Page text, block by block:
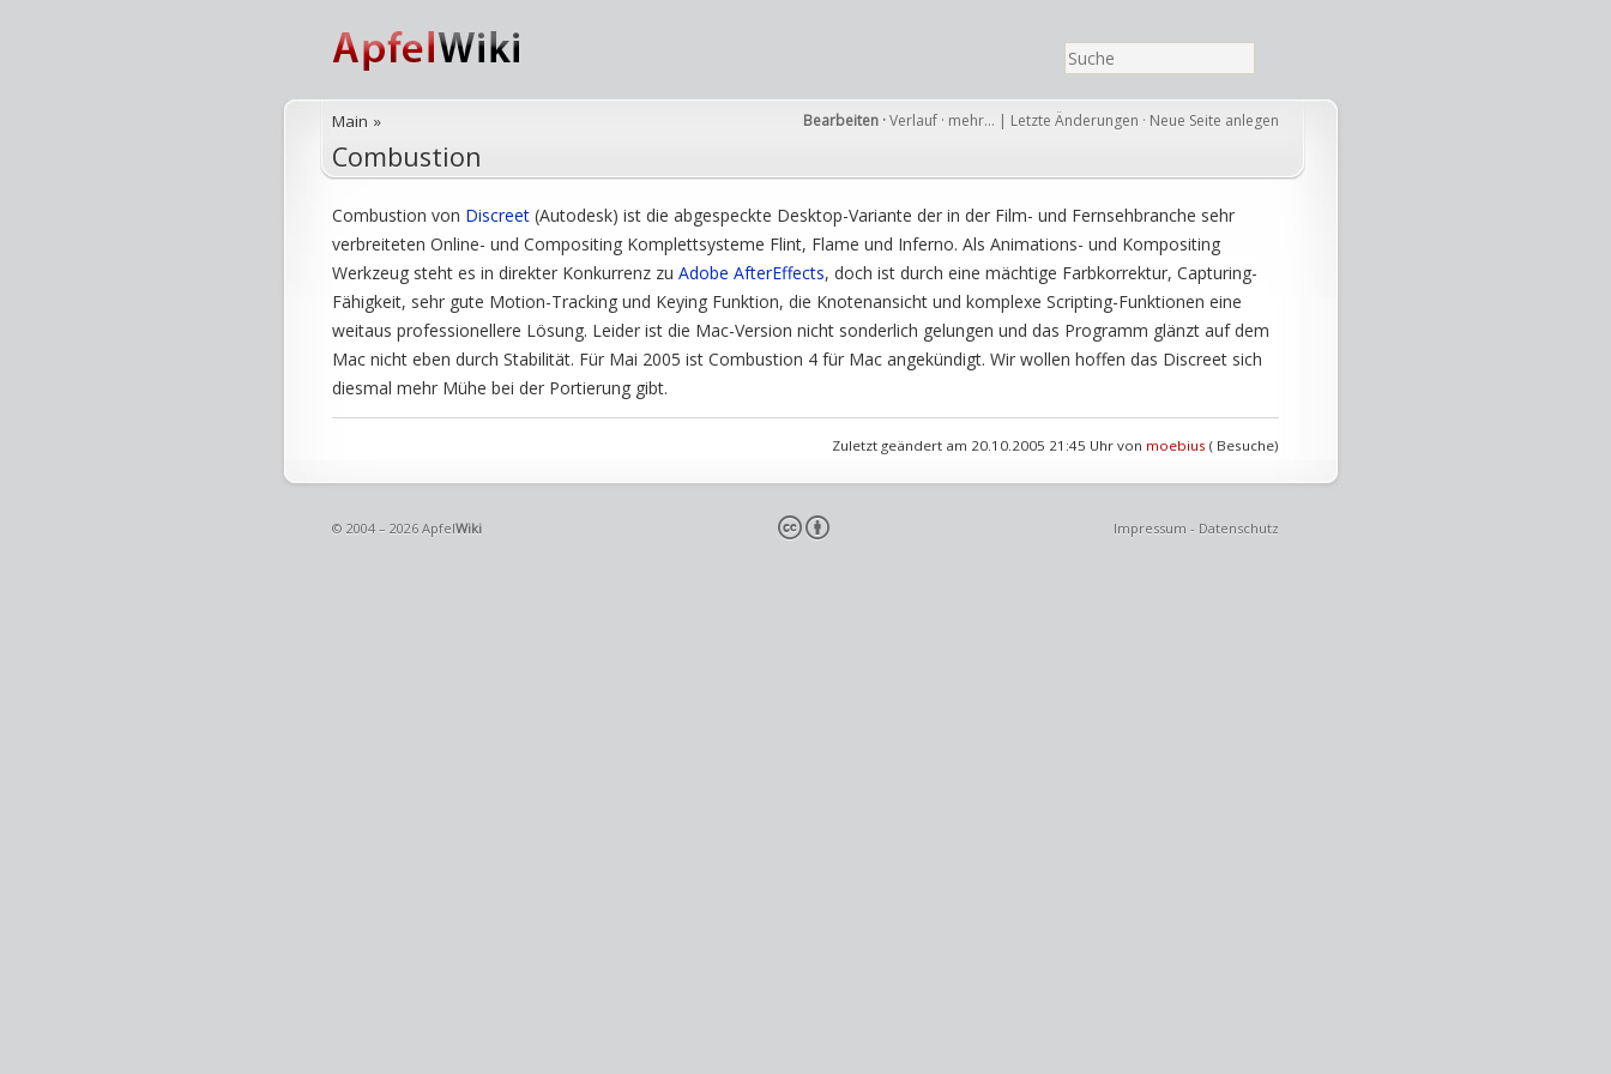
Bearbeiten ·Verlauf · mehr… | Letzte Änderungen · Neue Seite anlegen
Main »
Combustion
Combustion von Discreet (Autodesk) ist die abgespeckte Desktop-Variante der in der Film- und Fernsehbranche sehr
verbreiteten Online- und Compositing Komplettsysteme Flint, Flame und Inferno. Als Animations- und Kompositing
Werkzeug steht es in direkter Konkurrenz zu Adobe AfterEffects, doch ist durch eine mächtige Farbkorrektur, Capturing-
Fähigkeit, sehr gute Motion-Tracking und Keying Funktion, die Knotenansicht und komplexe Scripting-Funktionen eine
weitaus professionellere Lösung. Leider ist die Mac-Version nicht sonderlich gelungen und das Programm glänzt auf dem
Mac nicht eben durch Stabilität. Für Mai 2005 ist Combustion 4 für Mac angekündigt. Wir wollen hoffen das Discreet sich
diesmal mehr Mühe bei der Portierung gibt.
Zuletzt geändert am 20.10.2005 21:45 Uhr von moebius ( Besuche)
© 2004 – 2026 ApfelWiki Impressum - Datenschutz
cb